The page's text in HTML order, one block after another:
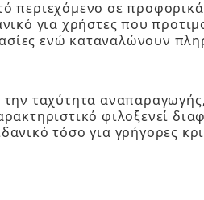
περιεχόμενο σε
για χρήστες που
ενώ καταναλώνουν
ταχύτητα
φιλοξενεί
τόσο για γρήγορες